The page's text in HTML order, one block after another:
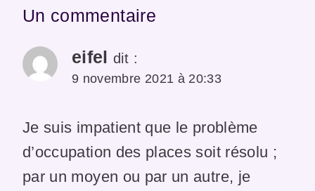
Un commentaire
eifel dit :
9 novembre 2021 à 20:33
Je suis impatient que le problème
d’occupation des places soit résolu ;
par un moyen ou par un autre, je